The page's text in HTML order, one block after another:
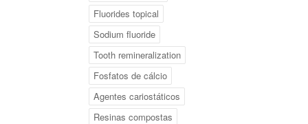
Fluorides topical
Sodium fluoride
Tooth remineralization
Fosfatos de cálcio
Agentes cariostáticos
Resinas compostas